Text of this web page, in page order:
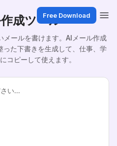
Free Download
成ツール
メールを書けます。AIメール作成
った下書きを生成して、仕事、学
コピーして使えます。